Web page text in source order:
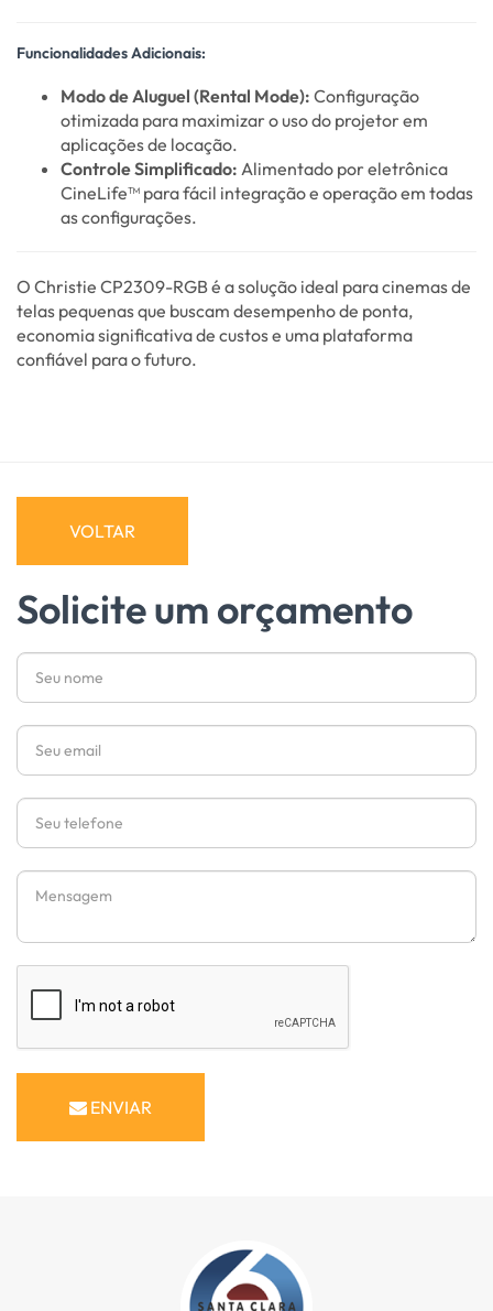
Funcionalidades Adicionais:
Modo de Aluguel (Rental Mode): Configuração
otimizada para maximizar o uso do projetor em
aplicações de locação.
Controle Simplificado: Alimentado por eletrônica
CineLife™ para fácil integração e operação em todas
as configurações.
O Christie CP2309-RGB é a solução ideal para cinemas de
telas pequenas que buscam desempenho de ponta,
economia significativa de custos e uma plataforma
confiável para o futuro.
VOLTAR
Solicite um orçamento
Nome
Email
Telefone
Mensagem
ENVIAR